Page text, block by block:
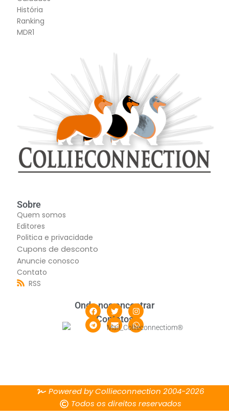
História
Ranking
MDR1
Sobre
Quem somos
Editores
Politica e privacidade
Cupons de desconto
Anuncie conosco
Contato
RSS
Onde nos encontrar
Contatos
Powered by Collieconnection 2004-2026
Todos os direitos reservados